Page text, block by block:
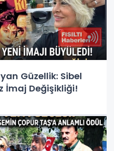
Güzellik: Sibel
İmaj Değişikliği!